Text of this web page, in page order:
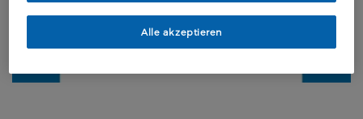
Alle akzeptieren